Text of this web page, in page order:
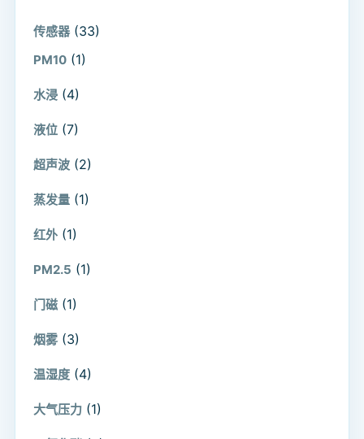
传感器 (33)
PM10 (1)
水浸 (4)
液位 (7)
超声波 (2)
蒸发量 (1)
红外 (1)
PM2.5 (1)
门磁 (1)
烟雾 (3)
温湿度 (4)
大气压力 (1)